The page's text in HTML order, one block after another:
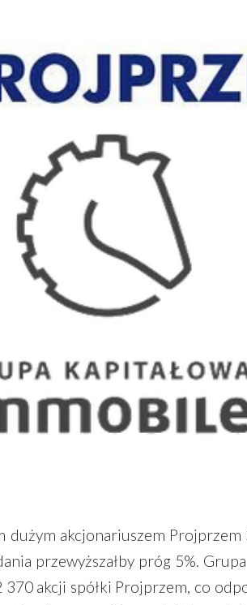
dużym akcjonariuszem
przewyższałby próg 5%.
akcji spółki Projprzem, co